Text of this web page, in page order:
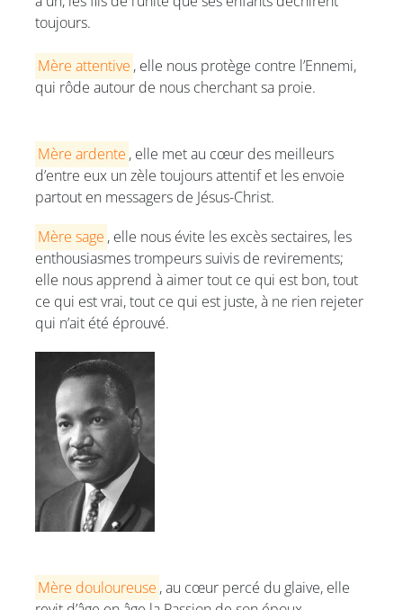
toujours.
Mère attentive , elle nous protège contre l’Ennemi,
qui rôde autour de nous cherchant sa proie.
Mère ardente , elle met au cœur des meilleurs
d’entre eux un zèle toujours attentif et les envoie
partout en messagers de Jésus-Christ.
Mère sage , elle nous évite les excès sectaires, les
enthousiasmes trompeurs suivis de revirements;
elle nous apprend à aimer tout ce qui est bon, tout
ce qui est vrai, tout ce qui est juste, à ne rien rejeter
qui n’ait été éprouvé.
Mère douloureuse , au cœur percé du glaive, elle